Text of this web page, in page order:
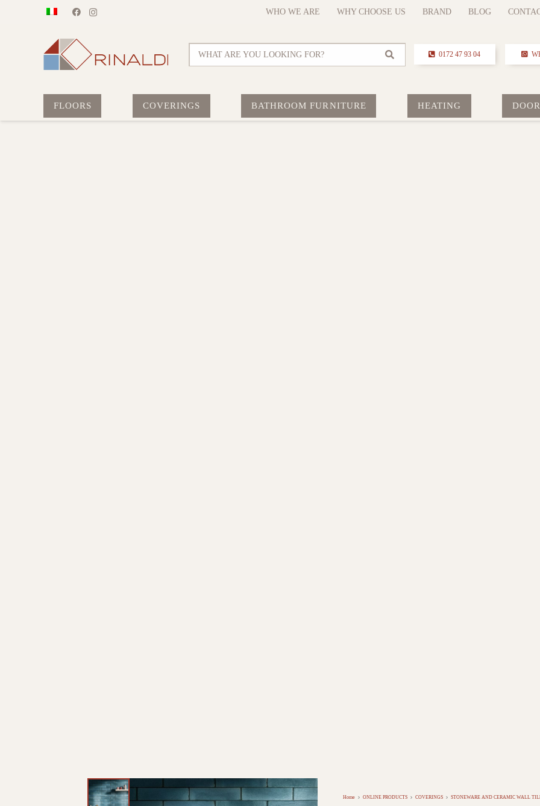
BLOG
BRAND
WHY CHOOSE US
WHO WE ARE
WHAT ARE YOU LOOKING FOR? 0172 47 93 04
HEATING
BATHROOM FURNITURE
COVERINGS
FLOORS
Home ONLINE PRODUCTS COVERINGS STONEWARE AND CERAMIC WALL